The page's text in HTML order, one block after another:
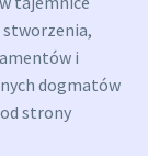
stworzenia,
i
dogmatów
strony